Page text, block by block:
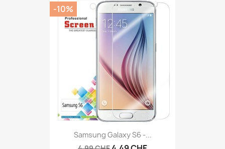
Samsung Galaxy S6 -...
-10%